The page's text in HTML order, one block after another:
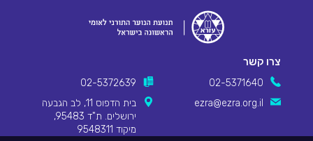
צרו קשר
02-5371640
02-5372639
ezra@ezra.org.il
בית הדפוס 11, לב הגבעה
ירושלים. ת"ד 95483,
מיקוד 9548311